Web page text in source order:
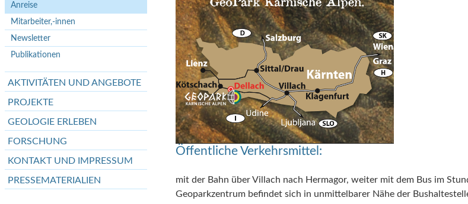
Anreise
Mitarbeiter,-innen
Newsletter
Publikationen
AKTIVITÄTEN UND ANGEBOTE
PROJEKTE
GEOLOGIE ERLEBEN
FORSCHUNG
KONTAKT UND IMPRESSUM
PRESSEMATERIALIEN
Öffentliche Verkehrsmittel:
mit der Bahn über Villach nach Hermagor, weiter mit dem Bus im
Geoparkzentrum befindet sich in unmittelbarer Nähe der